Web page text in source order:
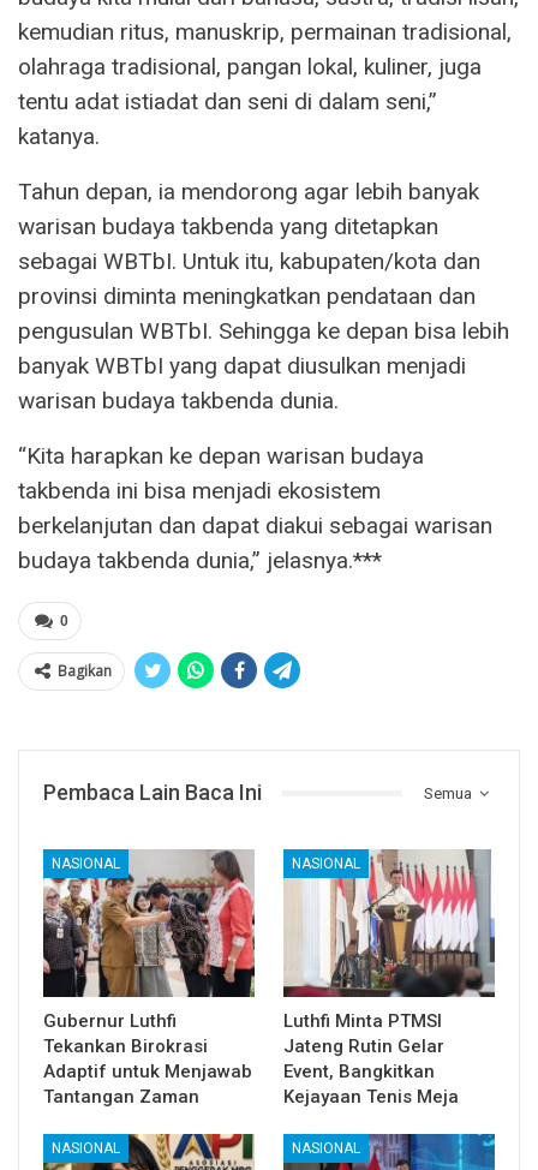
kemudian ritus, manuskrip, permainan tradisional,
olahraga tradisional, pangan lokal, kuliner, juga
tentu adat istiadat dan seni di dalam seni,”
katanya.
Tahun depan, ia mendorong agar lebih banyak
warisan budaya takbenda yang ditetapkan
sebagai WBTbI. Untuk itu, kabupaten/kota dan
provinsi diminta meningkatkan pendataan dan
pengusulan WBTbI. Sehingga ke depan bisa lebih
banyak WBTbI yang dapat diusulkan menjadi
warisan budaya takbenda dunia.
“Kita harapkan ke depan warisan budaya
takbenda ini bisa menjadi ekosistem
berkelanjutan dan dapat diakui sebagai warisan
budaya takbenda dunia,” jelasnya.***
0
Bagikan
Semua
Pembaca Lain Baca Ini
NASIONAL
Gubernur Luthfi
Tekankan Birokrasi
Adaptif untuk Menjawab
Tantangan Zaman
NASIONAL
Luthfi Minta PTMSI
Jateng Rutin Gelar
Event, Bangkitkan
Kejayaan Tenis Meja
NASIONAL NASIONAL